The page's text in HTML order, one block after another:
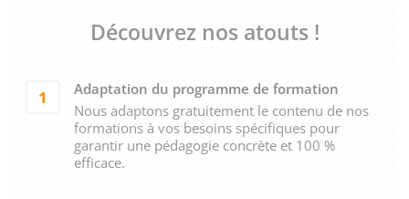
Découvrez nos atouts !
1
Adaptation du programme de formation
Nous adaptons gratuitement le contenu de nos
formations à vos besoins spécifiques pour
garantir une pédagogie concrète et 100 %
efficace.